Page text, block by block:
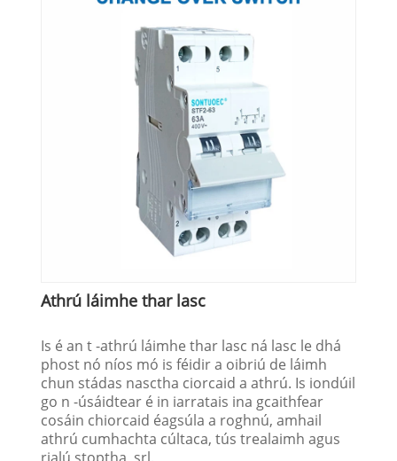
Athrú láimhe thar lasc
Is é an t -athrú láimhe thar lasc ná lasc le dhá
phost nó níos mó is féidir a oibriú de láimh
chun stádas nasctha ciorcaid a athrú. Is iondúil
go n -úsáidtear é in iarratais ina gcaithfear
cosáin chiorcaid éagsúla a roghnú, amhail
athrú cumhachta cúltaca, tús trealaimh agus